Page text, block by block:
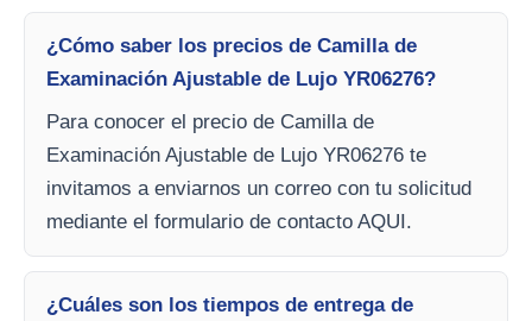
¿Cómo saber los precios de Camilla de
Examinación Ajustable de Lujo YR06276?
Para conocer el precio de Camilla de
Examinación Ajustable de Lujo YR06276 te
invitamos a enviarnos un correo con tu solicitud
mediante el formulario de contacto AQUI.
¿Cuáles son los tiempos de entrega de